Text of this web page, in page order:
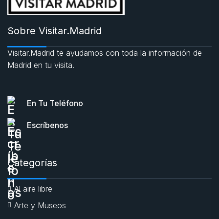
Sobre Visitar.Madrid
Visitar.Madrid te ayudamos con toda la información de
Madrid en tu visita.
En Tu Teléfono
Escríbenos
Categorías
Al aire libre
Arte y Museos